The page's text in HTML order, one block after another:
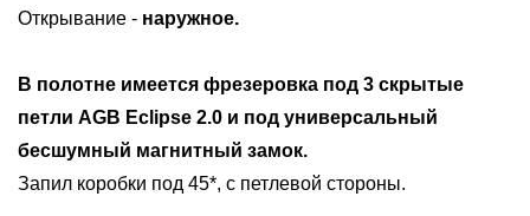
Открывание - наружное.
В полотне имеется фрезеровка под 3 скрытые
петли AGB Eclipse 2.0 и под универсальный
бесшумный магнитный замок.
Запил коробки под 45*, с петлевой стороны.